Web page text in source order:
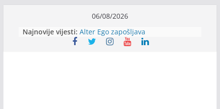
content
06/08/2026
Najnovije vijesti: Alter Ego zapošljava
Sjajna arhitektonska praksa u